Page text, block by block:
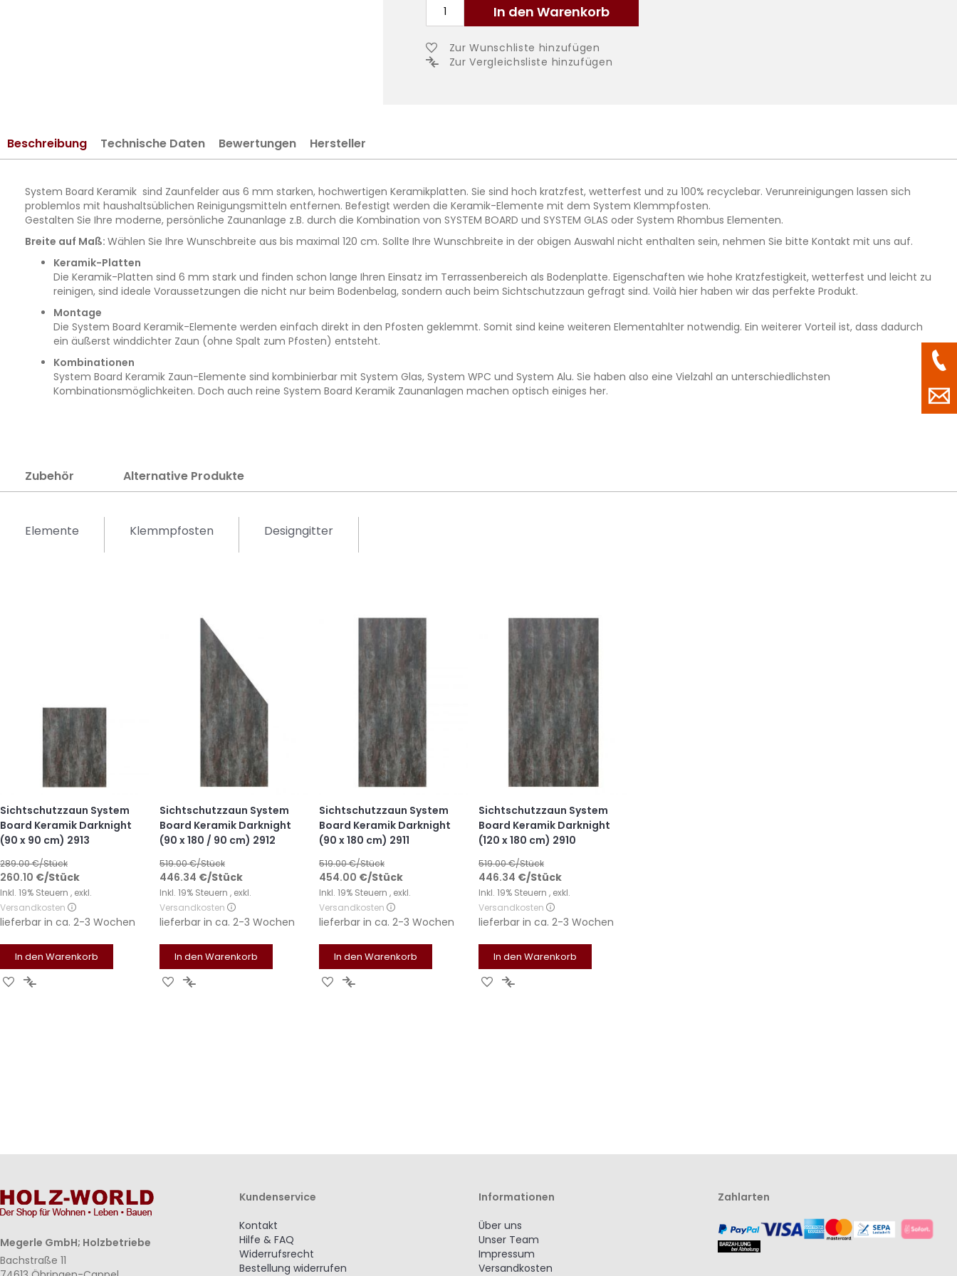
In den Warenkorb
Zur Wunschliste hinzufügen
Zur Vergleichsliste hinzufügen
Beschreibung
System Board Keramik sind Zaunfelder aus 6 mm starken, hochwertigen Keramikplatten. Sie sind hoch kratzfest, wetterfest und zu 100% recyclebar. Verunreinigungen lassen sich
problemlos mit haushaltsüblichen Reinigungsmitteln entfernen. Befestigt werden die Keramik-Elemente mit dem System Klemmpfosten.
Gestalten Sie Ihre moderne, persönliche Zaunanlage z.B. durch die Kombination von SYSTEM BOARD und SYSTEM GLAS oder System Rhombus Elementen.
Breite auf Maß: Wählen Sie Ihre Wunschbreite aus bis maximal 120 cm. Sollte Ihre Wunschbreite in der obigen Auswahl nicht enthalten sein, nehmen Sie bitte Kontakt mit uns auf.
Keramik-Platten
Die Keramik-Platten sind 6 mm stark und finden schon lange Ihren Einsatz im Terrassenbereich als Bodenplatte. Eigenschaften wie hohe Kratzfestigkeit, wetterfest und leicht zu
reinigen, sind ideale Voraussetzungen die nicht nur beim Bodenbelag, sondern auch beim Sichtschutzzaun gefragt sind. Voilà hier haben wir das perfekte Produkt.
Montage
Die System Board Keramik-Elemente werden einfach direkt in den Pfosten geklemmt. Somit sind keine weiteren Elementahlter notwendig. Ein weiterer Vorteil ist, dass dadurch
ein äußerst winddichter Zaun (ohne Spalt zum Pfosten) entsteht.
Kombinationen
System Board Keramik Zaun-Elemente sind kombinierbar mit System Glas, System WPC und System Alu. Sie haben also eine Vielzahl an unterschiedlichsten
Kombinationsmöglichkeiten. Doch auch reine System Board Keramik Zaunanlagen machen optisch einiges her.
Technische Daten Bewertungen Hersteller
Zubehör
Elemente
Sichtschutzzaun System
Board Keramik Darknight
(90 x 90 cm) 2913
289.00€/Stück
260.10 €/Stück
Inkl. 19% Steuern , exkl.
Versandkosten
lieferbar in ca. 2-3 Wochen
In den Warenkorb
Zur Zur
Sichtschutzzaun System
Board Keramik Darknight
(90 x 180 / 90 cm) 2912
519.00€/Stück
446.34 €/Stück
Inkl. 19% Steuern , exkl.
Versandkosten
lieferbar in ca. 2-3 Wochen
In den Warenkorb
Zur Zur
Sichtschutzzaun System
Board Keramik Darknight
(90 x 180 cm) 2911
519.00€/Stück
454.00 €/Stück
Inkl. 19% Steuern , exkl.
Versandkosten
lieferbar in ca. 2-3 Wochen
In den Warenkorb
Zur Zur
Sichtschutzzaun System
Board Keramik Darknight
(120 x 180 cm) 2910
519.00€/Stück
446.34 €/Stück
Inkl. 19% Steuern , exkl.
Versandkosten
lieferbar in ca. 2-3 Wochen
In den Warenkorb
Zur Zur
Klemmpfosten Designgitter
Alternative Produkte
Megerle GmbH; Holzbetriebe
Bachstraße 11
Kundenservice
Kontakt
Hilfe & FAQ
Widerrufsrecht
Bestellung widerrufen
Informationen
Über uns
Unser Team
Impressum
Versandkosten
Zahlarten